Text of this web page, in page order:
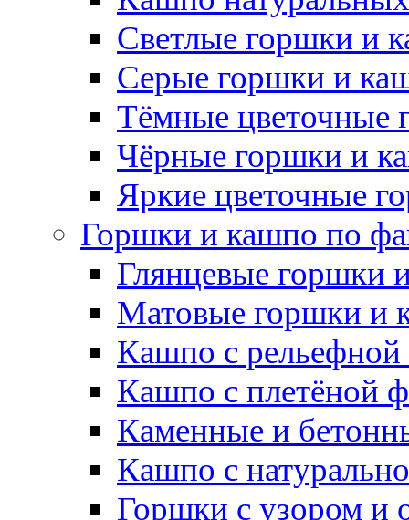
Светлые горшки и
Серые горшки и
Тёмные цветочные
Чёрные горшки и
Яркие цветочные
Горшки и кашпо по
Глянцевые горшки
Матовые горшки и
Кашпо с рельефной
Кашпо с плетёной
Каменные и
Кашпо с
Горшки с узором и